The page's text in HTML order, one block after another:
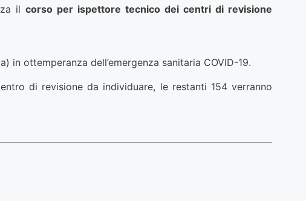
ilcorso per ispettore tecnico dei centri di revisione
ottemperanza dell’emergenza sanitaria COVID-19.
di revisione da individuare, le restanti 154 verranno